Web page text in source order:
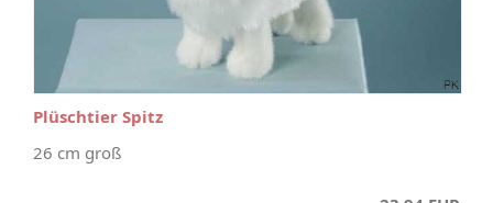
Plüschtier Spitz
26 cm groß